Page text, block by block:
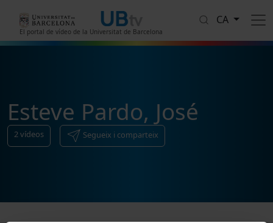
El portal de vídeo de la Universitat de Barcelona
CA
Esteve Pardo, José
2vídeos Segueix i comparteix